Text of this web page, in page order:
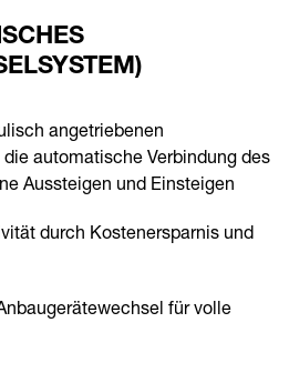
angetriebenen
automatische Verbindung des
Aussteigen und Einsteigen
durch Kostenersparnis und
für volle